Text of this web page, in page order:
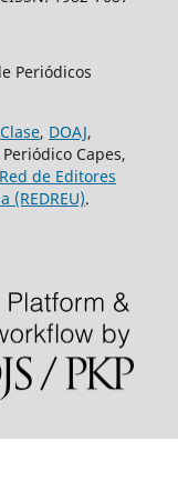
Periódicos
Clase, DOAJ,
Periódico Capes,
Red de Editores
(REDREU).